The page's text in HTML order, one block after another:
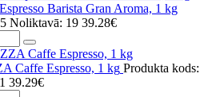
Barista Gran Aroma, 1 kg
Noliktavā: 19 39.28€
Caffe Espresso, 1 kg Produkta kods:
39.29€